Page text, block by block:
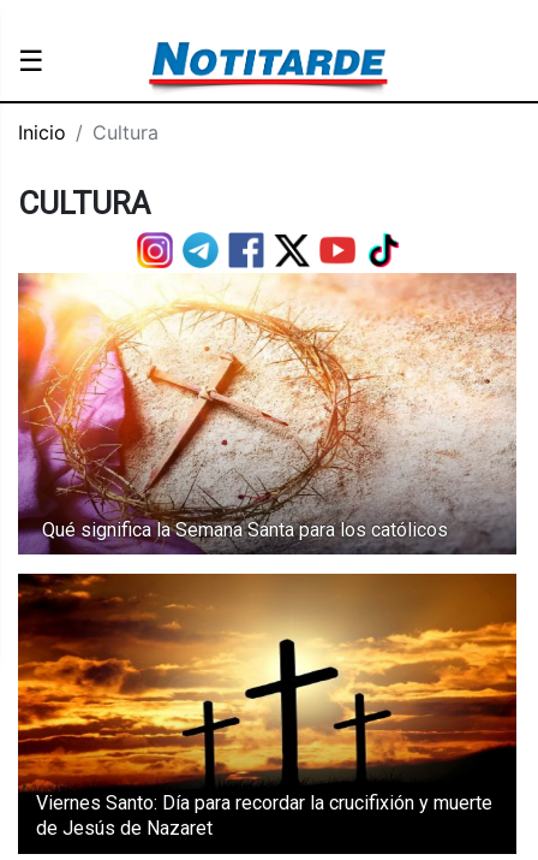
☰
Inicio Cultura
CULTURA
Qué significa la Semana Santa para los católicos
Viernes Santo: Día para recordar la crucifixión y muerte
de Jesús de Nazaret